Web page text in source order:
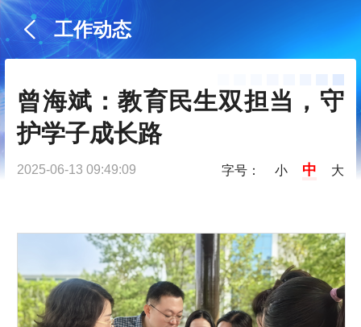
工作动态
曾海斌：教育民生双担当，守
护学子成长路
2025-06-13 09:49:09 字号： 小 中 大